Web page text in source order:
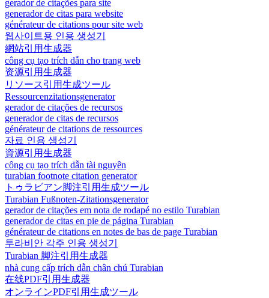
gerador de citações para site
generador de citas para website
générateur de citations pour site web
웹사이트용 인용 생성기
網站引用生成器
công cụ tạo trích dẫn cho trang web
资源引用生成器
リソース引用生成ツール
Ressourcenzitationsgenerator
gerador de citações de recursos
generador de citas de recursos
générateur de citations de ressources
자료 인용 생성기
資源引用生成器
công cụ tạo trích dẫn tài nguyên
turabian footnote citation generator
トゥラビアン脚注引用生成ツール
Turabian Fußnoten-Zitationsgenerator
gerador de citações em nota de rodapé no estilo Turabian
generador de citas en pie de página Turabian
générateur de citations en notes de bas de page Turabian
투라비안 각주 인용 생성기
Turabian 脚注引用生成器
nhà cung cấp trích dẫn chân chú Turabian
在线PDF引用生成器
オンラインPDF引用生成ツール